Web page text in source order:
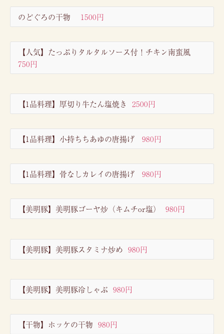
のどぐろの干物 1500円
【人気】たっぷりタルタルソース付！チキン南蛮風
750円
【1品料理】厚切り牛たん塩焼き 2500円
【1品料理】小持ちちあゆの唐揚げ 980円
【1品料理】骨なしカレイの唐揚げ 980円
【美明豚】美明豚ゴーヤ炒（キムチor塩） 980円
【美明豚】美明豚スタミナ炒め 980円
【美明豚】美明豚冷しゃぶ 980円
【干物】ホッケの干物 980円